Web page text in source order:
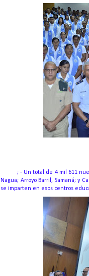
;- Un total de 4 mil 611
Nagua; Arroyo Barril, Samaná;y
se imparten en esos centros